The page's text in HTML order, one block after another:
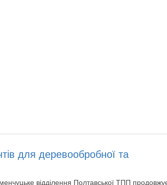
для деревообробної та
відділення Полтавської ТПП